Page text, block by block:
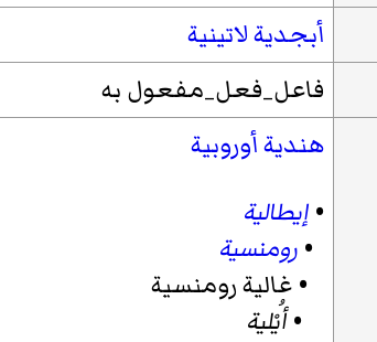
أبجدية لاتينية
فاعل_فعل_مفعول به
هندية أوروبية
•إيطالية
•رومنسية
•غالية رومنسية
•أُيْلية